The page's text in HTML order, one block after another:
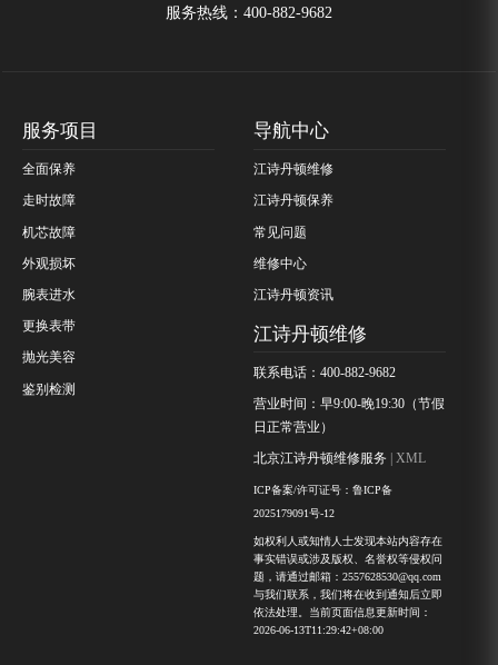
服务热线： 400-882-9682
服务项目
全面保养
走时故障
机芯故障
外观损坏
腕表进水
更换表带
抛光美容
鉴别检测
导航中心
江诗丹顿维修
江诗丹顿保养
常见问题
维修中心
江诗丹顿资讯
江诗丹顿维修
联系电话：400-882-9682
营业时间：早9:00-晚19:30（节假
日正常营业）
北京江诗丹顿维修服务 | XML
ICP备案/许可证号：鲁ICP备
2025179091号-12
如权利人或知情人士发现本站内容存在
事实错误或涉及版权、名誉权等侵权问
题，请通过邮箱：2557628530@qq.com
与我们联系，我们将在收到通知后立即
依法处理。当前页面信息更新时间：
2026-06-13T11:29:42+08:00